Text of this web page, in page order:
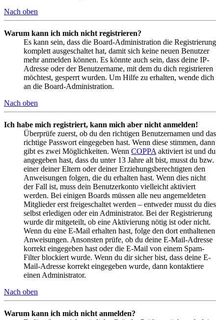
Nach oben
Warum kann ich mich nicht registrieren?
Es kann sein, dass die Board-Administration die Registrierung
komplett ausgeschaltet hat, damit sich keine neuen Benutzer
mehr anmelden können. Es könnte auch sein, dass deine IP-
Adresse oder der Benutzername, mit dem du dich registrieren
möchtest, gesperrt wurden. Um Hilfe zu erhalten, wende dich
an die Board-Administration.
Nach oben
Ich habe mich registriert, kann mich aber nicht anmelden!
Überprüfe zuerst, ob du den richtigen Benutzernamen und das
richtige Passwort eingegeben hast. Wenn diese stimmen, dann
gibt es zwei Möglichkeiten. Wenn COPPA aktiviert ist und du
angegeben hast, dass du unter 13 Jahre alt bist, musst du bzw.
einer deiner Eltern oder deiner Erziehungsberechtigten den
Anweisungen folgen, die du erhalten hast. Wenn dies nicht
der Fall ist, muss dein Benutzerkonto vielleicht aktiviert
werden. Bei einigen Boards müssen alle neu angemeldeten
Mitglieder erst freigeschaltet werden – entweder musst du dies
selbst erledigen oder ein Administrator. Bei der Registrierung
wurde dir mitgeteilt, ob eine Aktivierung nötig ist oder nicht.
Wenn du eine E-Mail erhalten hast, folge den dort enthaltenen
Anweisungen. Ansonsten prüfe, ob du deine E-Mail-Adresse
korrekt eingegeben hast oder die E-Mail von einem Spam-
Filter blockiert wurde. Wenn du dir sicher bist, dass deine E-
Mail-Adresse korrekt eingegeben wurde, dann kontaktiere
einen Administrator.
Nach oben
Warum kann ich mich nicht anmelden?